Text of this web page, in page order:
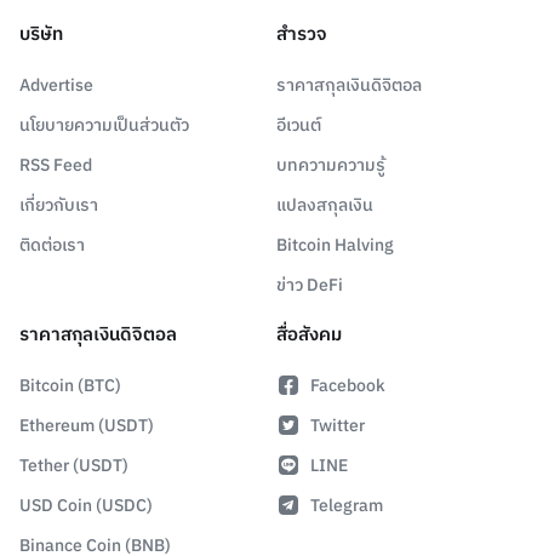
บริษัท
Advertise
นโยบายความเป็นส่วนตัว
RSS Feed
เกี่ยวกับเรา
ติดต่อเรา
สำรวจ
ราคาสกุลเงินดิจิตอล
อีเวนต์
บทความความรู้
แปลงสกุลเงิน
Bitcoin Halving
ข่าว DeFi
ราคาสกุลเงินดิจิตอล
Bitcoin (BTC)
Ethereum (USDT)
Tether (USDT)
USD Coin (USDC)
Binance Coin (BNB)
สื่อสังคม
Facebook
Twitter
LINE
Telegram